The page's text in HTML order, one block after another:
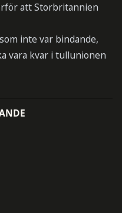
att Storbritannien
inte var bindande,
vara kvar i tullunionen